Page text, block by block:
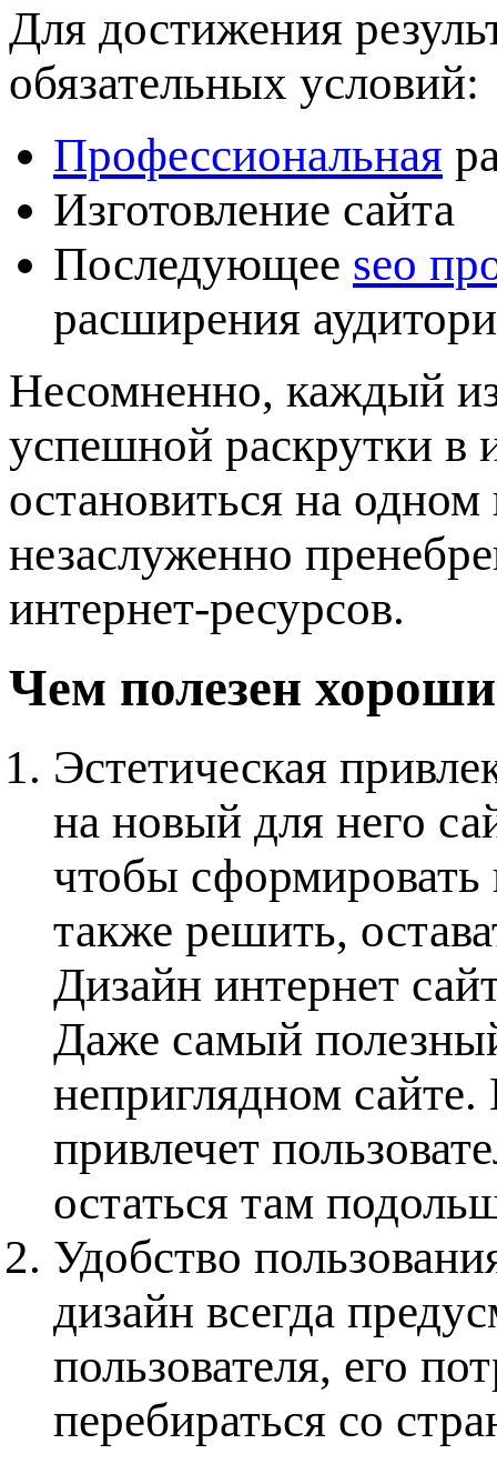
Для достижения
обязательных условий:
Профессиональная
Изготовление сайта
Последующее seo
расширения
Несомненно, каждый
успешной раскрутки в
остановиться на
незаслуженно
интернет-ресурсов.
Чем полезен
Эстетическая
на новый для него
чтобы сформировать
также решить,
Дизайн интернет
Даже самый
неприглядном
привлечет
остаться там
Удобство
дизайн всегда
пользователя, его
перебираться со